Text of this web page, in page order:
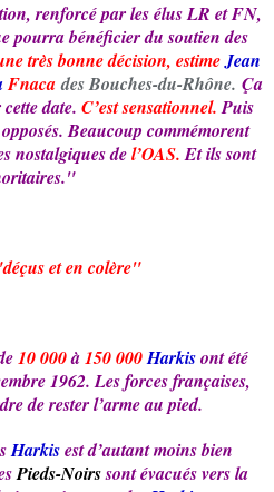
renforcé par les élus LR et FN,
pourra bénéficier du soutien des
très bonne décision, estimeJean
Fnaca des Bouches-du-Rhône. Ça
date. C’est sensationnel. Puis
Beaucoup commémorent
nostalgiques del’OAS.Et ils sont
et en colère"
10 000à150 000Harkisont été
1962. Les forces françaises,
de rester l’arme au pied.
Harkis est d’autant moins bien
Pieds-Noirssont évacués vers la